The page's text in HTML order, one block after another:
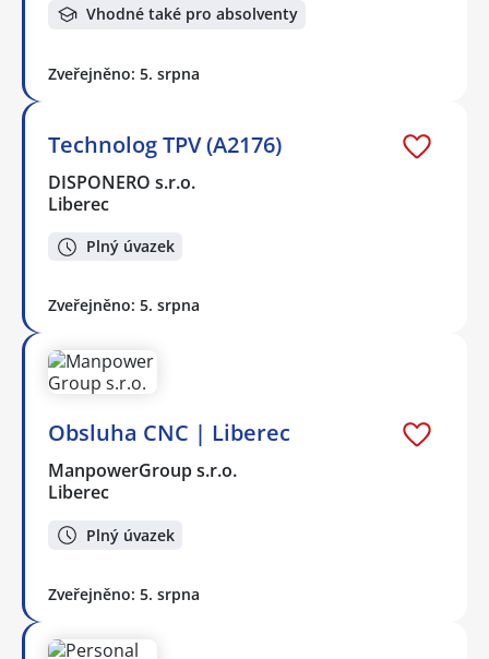
Vhodné také pro absolventy
Zveřejněno: 5. srpna
Technolog TPV (A2176)
DISPONERO s.r.o.
Liberec
Plný úvazek
Zveřejněno: 5. srpna
Obsluha CNC | Liberec
ManpowerGroup s.r.o.
Liberec
Plný úvazek
Zveřejněno: 5. srpna